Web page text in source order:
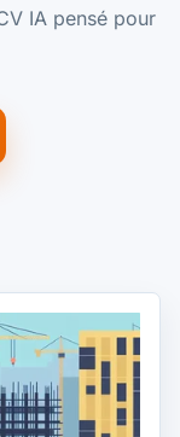
IA pensé pour